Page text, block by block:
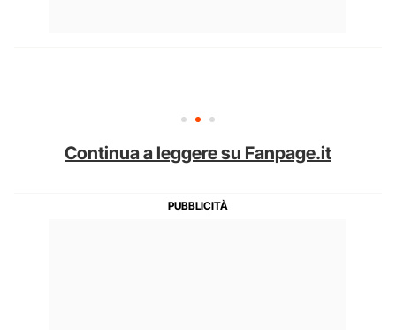
Continua a leggere su Fanpage.it